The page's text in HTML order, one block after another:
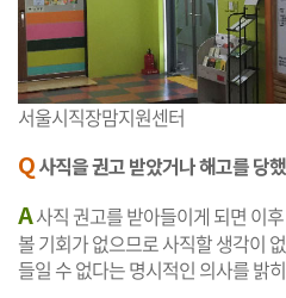
서울시직장맘지원센터
Q사직을 권고 받았거나 해고를 당
A사직 권고를 받아들이게 되면 이
볼 기회가 없으므로 사직할 생각이
들일 수 없다는 명시적인 의사를 밝